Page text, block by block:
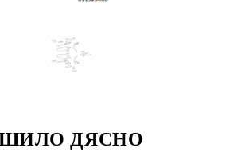
ДЯСНО